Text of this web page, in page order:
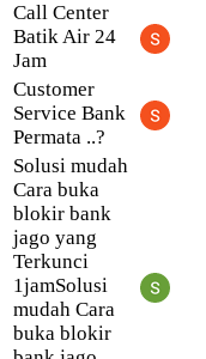
Call Center
Batik Air 24
Jam
Customer
Service Bank
Permata ..?
Solusi mudah
Cara buka
blokir bank
jago yang
Terkunci
1jamSolusi
mudah Cara
buka blokir